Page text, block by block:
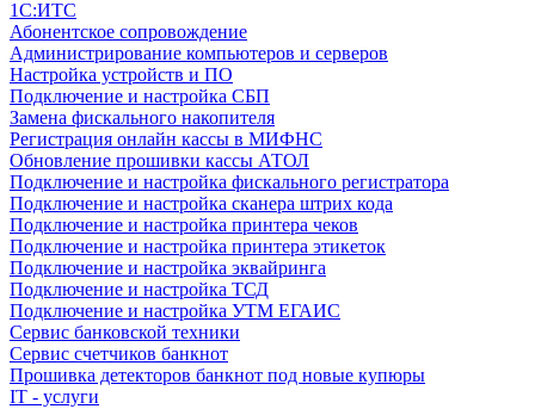
1C:ИТС
Абонентское сопровождение
Администрирование компьютеров и серверов
Настройка устройств и ПО
Подключение и настройка СБП
Замена фискального накопителя
Регистрация онлайн кассы в МИФНС
Обновление прошивки кассы АТОЛ
Подключение и настройка фискального регистратора
Подключение и настройка сканера штрих кода
Подключение и настройка принтера чеков
Подключение и настройка принтера этикеток
Подключение и настройка эквайринга
Подключение и настройка ТСД
Подключение и настройка УТМ ЕГАИС
Сервис банковской техники
Сервис счетчиков банкнот
Прошивка детекторов банкнот под новые купюры
IT - услуги